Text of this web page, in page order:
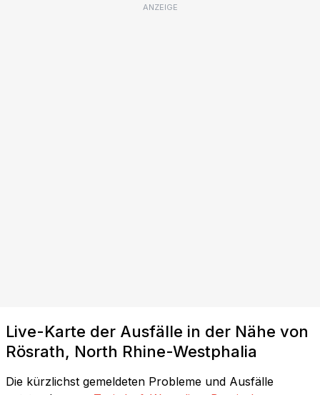
ANZEIGE
Live-Karte der Ausfälle in der Nähe von
Rösrath, North Rhine-Westphalia
Die kürzlichst gemeldeten Probleme und Ausfälle